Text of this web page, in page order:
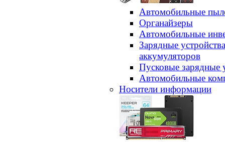
Автомобильные
Органайзеры
Автомобильные
Зарядные
аккумуляторов
Пусковые зарядные
Автомобильные
Носители информации